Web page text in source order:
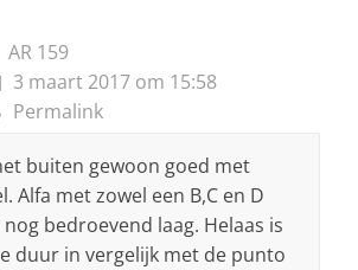
AR 159
3 maart 2017 om 15:58
Permalink
buiten gewoon goed met
Alfa met zowel een B,C en D
bedroevend laag. Helaas is
duur in vergelijk met de punto